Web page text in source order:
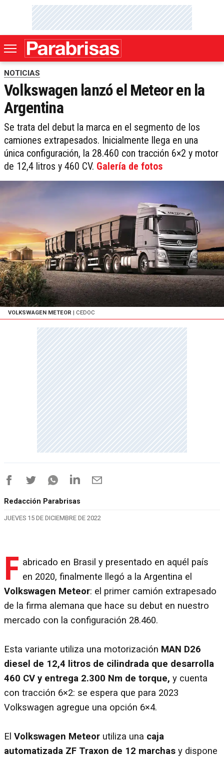
NOTICIAS
Volkswagen lanzó el Meteor en la
Argentina
Se trata del debut la marca en el segmento de los
camiones extrapesados. Inicialmente llega en una
única configuración, la 28.460 con tracción 6×2 y motor
de 12,4 litros y 460 CV. Galería de fotos
VOLKSWAGEN METEOR | CEDOC
Redacción Parabrisas
JUEVES 15 DE DICIEMBRE DE 2022
F abricado en Brasil y presentado en aquél país
en 2020, finalmente llegó a la Argentina el
Volkswagen Meteor: el primer camión extrapesado
de la firma alemana que hace su debut en nuestro
mercado con la configuración 28.460.
Esta variante utiliza una motorización MAN D26
diesel de 12,4 litros de cilindrada que desarrolla
460 CV y entrega 2.300 Nm de torque, y cuenta
con tracción 6×2: se espera que para 2023
Volkswagen agregue una opción 6×4.
El Volkswagen Meteor utiliza una caja
automatizada ZF Traxon de 12 marchas y dispone